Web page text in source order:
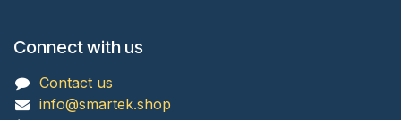
Connect with us
Contact us
info@smartek.shop